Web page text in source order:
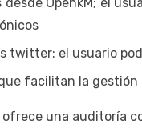
twitter: el usuario
facilitan la gestión
una auditoría